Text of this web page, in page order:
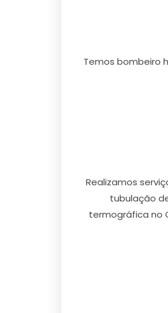
Temos bombeiro
Realizamos
tubulação
termográfica no